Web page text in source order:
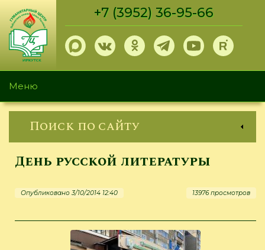
Перейти
основному
содержанию
+7 (3952) 36-95-66
Меню
Поиск по сайту
День русской литературы
Опубликовано 3/10/2014 12:40 13976 просмотров